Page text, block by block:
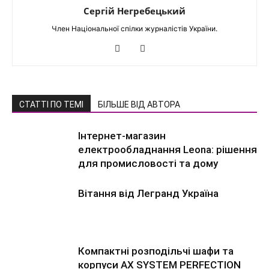
Сергій Негребецький
Член Національної спілки журналістів України.
СТАТТІ ПО ТЕМІ БІЛЬШЕ ВІД АВТОРА
Інтернет-магазин
електрообладнання Leona: рішення
для промисловості та дому
Вітання від Легранд Україна
Компактні розподільчі шафи та
корпуси AX SYSTEM PERFECTION